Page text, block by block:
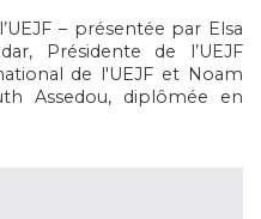
– présentée par Elsa
Présidente de l’UEJF
de l'UEJF et Noam
Assedou, diplômée en